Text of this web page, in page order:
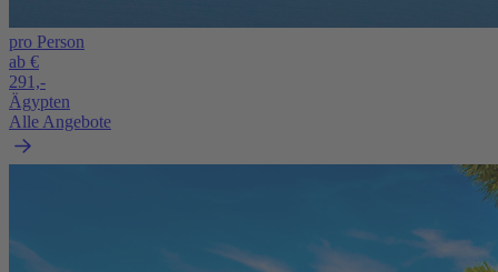
pro Person
ab €
291,-
Ägypten
Alle Angebote